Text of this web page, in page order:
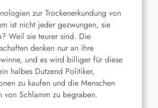
zur Trockenerkundung von
ist nicht jeder gezwungen, sie
Weil sie teurer sind. Die
denken nur an ihre
und es wird billiger für diese
halbes Dutzend Politiker,
zu kaufen und die Menschen
von Schlamm zu begraben.